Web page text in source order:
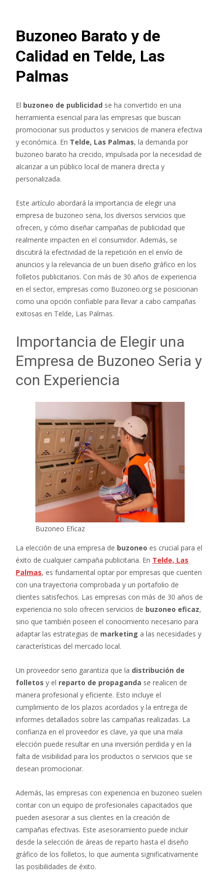
Buzoneo Barato y de
Calidad en Telde, Las
Palmas
El buzoneo de publicidad se ha convertido en una
herramienta esencial para las empresas que buscan
promocionar sus productos y servicios de manera efectiva
y económica. En Telde, Las Palmas, la demanda por
buzoneo barato ha crecido, impulsada por la necesidad de
alcanzar a un público local de manera directa y
personalizada.
Este artículo abordará la importancia de elegir una
empresa de buzoneo seria, los diversos servicios que
ofrecen, y cómo diseñar campañas de publicidad que
realmente impacten en el consumidor. Además, se
discutirá la efectividad de la repetición en el envío de
anuncios y la relevancia de un buen diseño gráfico en los
folletos publicitarios. Con más de 30 años de experiencia
en el sector, empresas como Buzoneo.org se posicionan
como una opción confiable para llevar a cabo campañas
exitosas en Telde, Las Palmas.
Importancia de Elegir una
Empresa de Buzoneo Seria y
con Experiencia
Buzoneo Eficaz
La elección de una empresa de buzoneo es crucial para el
éxito de cualquier campaña publicitaria. En Telde, Las
Palmas, es fundamental optar por empresas que cuenten
con una trayectoria comprobada y un portafolio de
clientes satisfechos. Las empresas con más de 30 años de
experiencia no solo ofrecen servicios de buzoneo eficaz,
sino que también poseen el conocimiento necesario para
adaptar las estrategias de marketing a las necesidades y
características del mercado local.
Un proveedor serio garantiza que la distribución de
folletos y el reparto de propaganda se realicen de
manera profesional y eficiente. Esto incluye el
cumplimiento de los plazos acordados y la entrega de
informes detallados sobre las campañas realizadas. La
confianza en el proveedor es clave, ya que una mala
elección puede resultar en una inversión perdida y en la
falta de visibilidad para los productos o servicios que se
desean promocionar.
Además, las empresas con experiencia en buzoneo suelen
contar con un equipo de profesionales capacitados que
pueden asesorar a sus clientes en la creación de
campañas efectivas. Este asesoramiento puede incluir
desde la selección de áreas de reparto hasta el diseño
gráfico de los folletos, lo que aumenta significativamente
las posibilidades de éxito.